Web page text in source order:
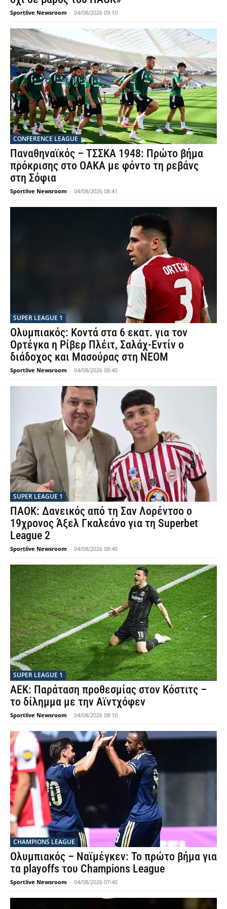
Sportlive Newsroom - 04/08/2026 09:10
CONFERENCE LEAGUE
Παναθηναϊκός – ΤΣΣΚΑ 1948: Πρώτο βήμα
πρόκρισης στο ΟΑΚΑ με φόντο τη ρεβάνς
στη Σόφια
Sportlive Newsroom - 04/08/2026 08:41
SUPER LEAGUE 1
Ολυμπιακός: Κοντά στα 6 εκατ. για τον
Ορτέγκα η Ρίβερ Πλέιτ, Σαλάχ-Εντίν ο
διάδοχος και Μασούρας στη ΝΕΟΜ
Sportlive Newsroom - 04/08/2026 08:40
SUPER LEAGUE 1
ΠΑΟΚ: Δανεικός από τη Σαν Λορέντσο ο
19χρονος Άξελ Γκαλεάνο για τη Superbet
League 2
Sportlive Newsroom - 04/08/2026 08:40
SUPER LEAGUE 1
ΑΕΚ: Παράταση προθεσμίας στον Κόστιτς –
το δίλημμα με την Αϊντχόφεν
Sportlive Newsroom - 04/08/2026 08:10
CHAMPIONS LEAGUE
Ολυμπιακός – Ναϊμέγκεν: Το πρώτο βήμα για
τα playoffs του Champions League
Sportlive Newsroom - 04/08/2026 07:40